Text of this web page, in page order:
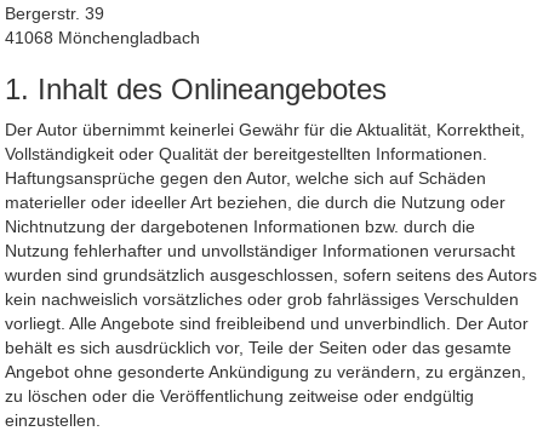
Bergerstr. 39
41068 Mönchengladbach
1. Inhalt des Onlineangebotes
Der Autor übernimmt keinerlei Gewähr für die Aktualität, Korrektheit,
Vollständigkeit oder Qualität der bereitgestellten Informationen.
Haftungsansprüche gegen den Autor, welche sich auf Schäden
materieller oder ideeller Art beziehen, die durch die Nutzung oder
Nichtnutzung der dargebotenen Informationen bzw. durch die
Nutzung fehlerhafter und unvollständiger Informationen verursacht
wurden sind grundsätzlich ausgeschlossen, sofern seitens des Autors
kein nachweislich vorsätzliches oder grob fahrlässiges Verschulden
vorliegt. Alle Angebote sind freibleibend und unverbindlich. Der Autor
behält es sich ausdrücklich vor, Teile der Seiten oder das gesamte
Angebot ohne gesonderte Ankündigung zu verändern, zu ergänzen,
zu löschen oder die Veröffentlichung zeitweise oder endgültig
einzustellen.